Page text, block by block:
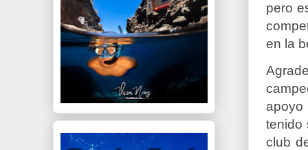
pero
en la
tenido
club